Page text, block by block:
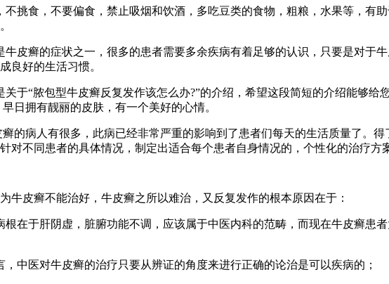
挑食，不要偏食，禁止吸烟和饮酒，多吃豆类的食物，粗粮，水果等，有
皮癣的症状之一，很多的患者需要多余疾病有着足够的认识，只要是对于
良好的生活习惯。
关于“脓包型牛皮癣反复发作该怎么办?”的介绍，希望这段简短的介绍能够
日拥有靓丽的皮肤，有一个美好的心情。
的病人有很多，此病已经非常严重的影响到了患者们每天的生活质量了。
对不同患者的具体情况，制定出适合每个患者自身情况的，个性化的治疗方
牛皮癣不能治好，牛皮癣之所以难治，又反复发作的根本原因在于：
在于肝阴虚，脏腑功能不调，应该属于中医内科的范畴，而现在牛皮癣患
中医对牛皮癣的治疗只要从辨证的角度来进行正确的论治是可以疾病的；